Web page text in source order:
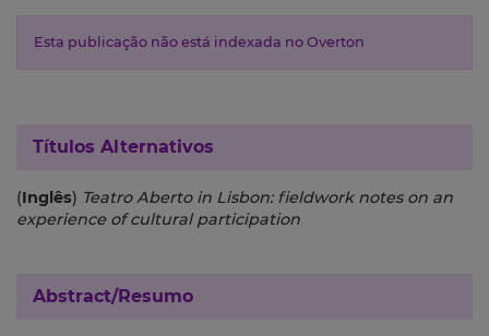
Esta publicação não está indexada no Overton
Títulos Alternativos
(Inglês) Teatro Aberto in Lisbon: fieldwork notes on an
experience of cultural participation
Abstract/Resumo